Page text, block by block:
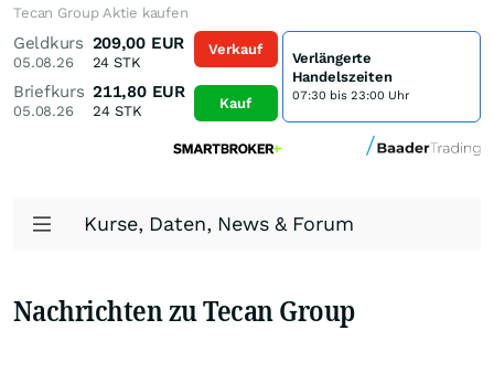
Tecan Group Aktie kaufen
Geldkurs
05.08.26
209,00 EUR
24 STK
Briefkurs
05.08.26
211,80 EUR
24 STK
Verkauf
Kauf
Verlängerte
Handelszeiten
07:30 bis 23:00 Uhr
Kurse, Daten, News & Forum
Nachrichten zu Tecan Group